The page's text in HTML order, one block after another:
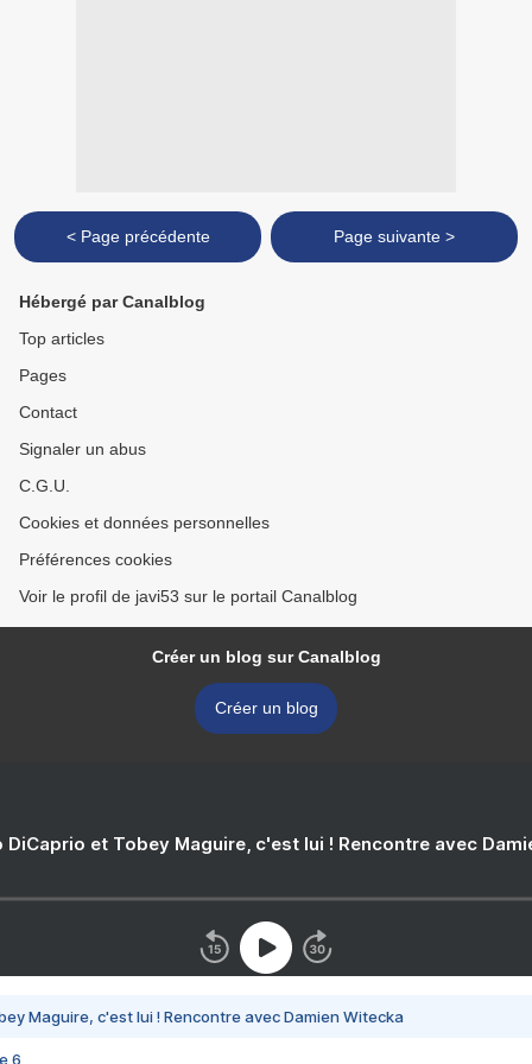
< Page précédente Page suivante >
Hébergé par Canalblog
Top articles
Pages
Contact
Signaler un abus
C.G.U.
Cookies et données personnelles
Préférences cookies
Voir le profil de javi53 sur le portail Canalblog
Créer un blog sur Canalblog
Créer un blog
DiCaprio et Tobey Maguire, c'est lui ! Rencontre avec
Maguire, c'est lui ! Rencontre avec Damien Witecka
6